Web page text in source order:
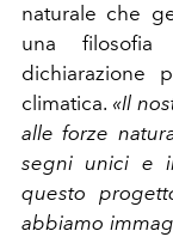
naturale che
una
dichiarazione
climatica. «Il
alle forze
segni unici e
questo
abbiamo